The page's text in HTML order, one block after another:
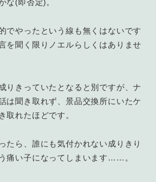
な(即否定)。
でやったという線も無くはないです
を聞く限りノエルらしくはありませ
りきっていたとなると別ですが、ナ
は聞き取れず、景品交換所にいたケ
取れたほどです。
たら、誰にも気付かれない成りきり
痛い子になってしまいます……。